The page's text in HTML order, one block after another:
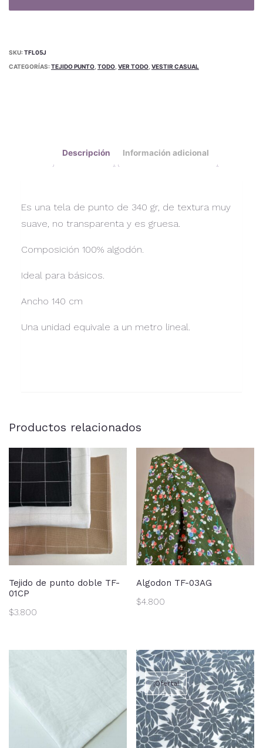
SKU:TFL05J
CATEGORÍAS:TEJIDO PUNTO TODO VER TODO VESTIR CASUAL
Descripción Información adicional
Es una tela de punto de 340 gr, de textura muy
suave, no transparenta y es gruesa.
Composición 100% algodón.
Ideal para básicos.
Ancho 140 cm
Una unidad equivale a un metro lineal.
Productos relacionados
Tejido de punto doble TF-
01CP
$3.800
Algodon TF-03AG
$4.800
¡Oferta!